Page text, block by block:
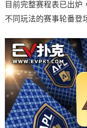
目前完整赛程表已出炉
不同玩法的赛事轮番登